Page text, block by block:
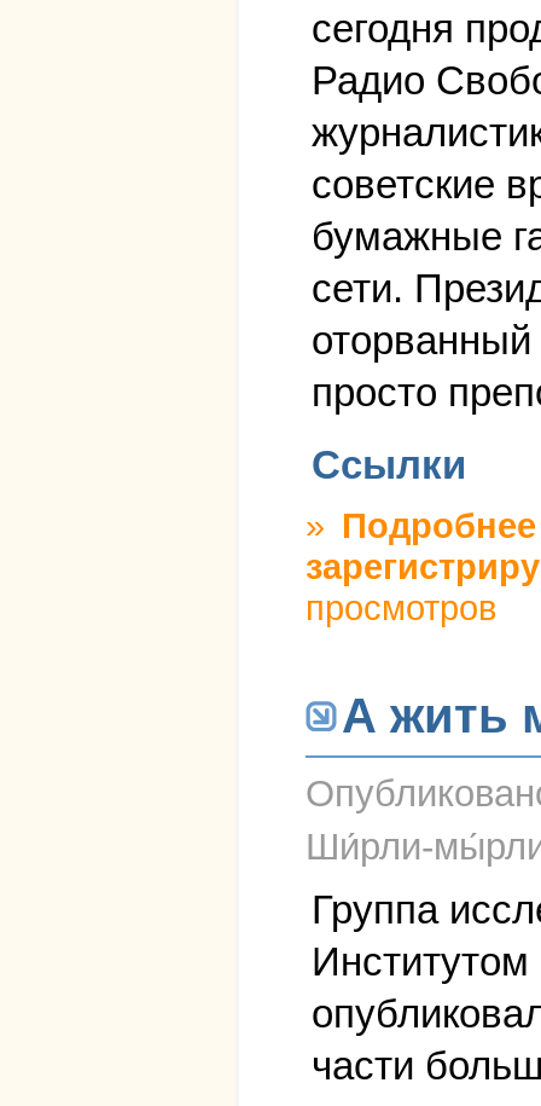
сегодня
Радио
советские
бумажные
сети.
просто
Ссылки
» Подробнее
просмотров
А жить
Ши́рли-
Группа
части